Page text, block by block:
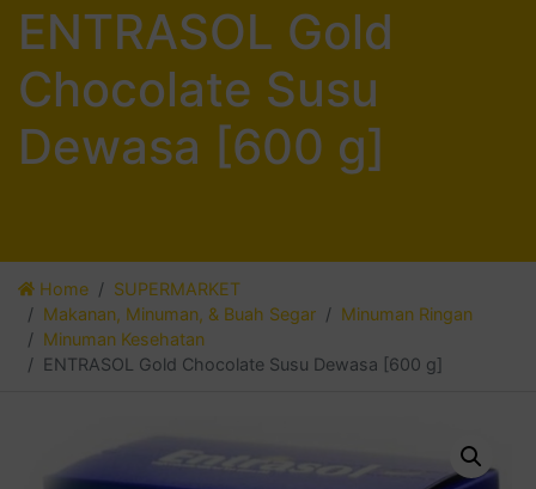
ENTRASOL Gold
Chocolate Susu
Dewasa [600 g]
Home
SUPERMARKET
Makanan, Minuman, & Buah Segar
Minuman Ringan
Minuman Kesehatan
ENTRASOL Gold Chocolate Susu Dewasa [600 g]